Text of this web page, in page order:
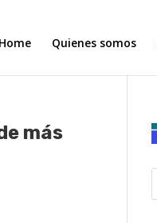
Home Quienes somos
más